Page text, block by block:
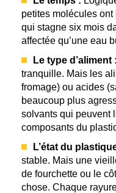
petites molécules
qui stagne six mois
affectée qu’une eau
Le type d’aliment :
tranquille. Mais les
fromage) ou acides
beaucoup plus
solvants qui peuvent
composants du
L’état du
stable. Mais une
de fourchette ou le
chose. Chaque